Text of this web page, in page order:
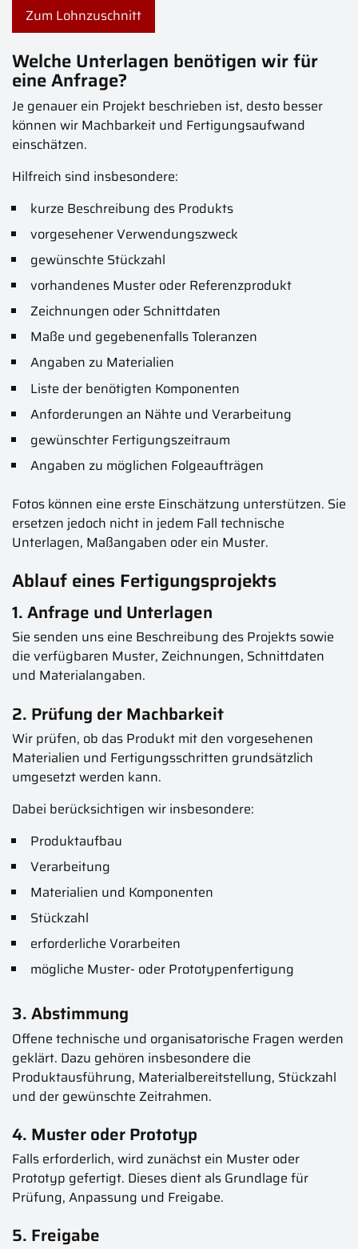
Zum Lohnzuschnitt
Welche Unterlagen benötigen wir für
eine Anfrage?
Je genauer ein Projekt beschrieben ist, desto besser
können wir Machbarkeit und Fertigungsaufwand
einschätzen.
Hilfreich sind insbesondere:
kurze Beschreibung des Produkts
vorgesehener Verwendungszweck
gewünschte Stückzahl
vorhandenes Muster oder Referenzprodukt
Zeichnungen oder Schnittdaten
Maße und gegebenenfalls Toleranzen
Angaben zu Materialien
Liste der benötigten Komponenten
Anforderungen an Nähte und Verarbeitung
gewünschter Fertigungszeitraum
Angaben zu möglichen Folgeaufträgen
Fotos können eine erste Einschätzung unterstützen. Sie
ersetzen jedoch nicht in jedem Fall technische
Unterlagen, Maßangaben oder ein Muster.
Ablauf eines Fertigungsprojekts
1. Anfrage und Unterlagen
Sie senden uns eine Beschreibung des Projekts sowie
die verfügbaren Muster, Zeichnungen, Schnittdaten
und Materialangaben.
2. Prüfung der Machbarkeit
Wir prüfen, ob das Produkt mit den vorgesehenen
Materialien und Fertigungsschritten grundsätzlich
umgesetzt werden kann.
Dabei berücksichtigen wir insbesondere:
Produktaufbau
Verarbeitung
Materialien und Komponenten
Stückzahl
erforderliche Vorarbeiten
mögliche Muster- oder Prototypenfertigung
3. Abstimmung
Offene technische und organisatorische Fragen werden
geklärt. Dazu gehören insbesondere die
Produktausführung, Materialbereitstellung, Stückzahl
und der gewünschte Zeitrahmen.
4. Muster oder Prototyp
Falls erforderlich, wird zunächst ein Muster oder
Prototyp gefertigt. Dieses dient als Grundlage für
Prüfung, Anpassung und Freigabe.
5. Freigabe